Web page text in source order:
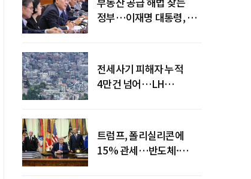
정부…이재명 대통령, 2차
전세사기 피해자 누적
4만건 넘어…LH
트럼프, 폴리실리콘에
15% 관세…반도체·